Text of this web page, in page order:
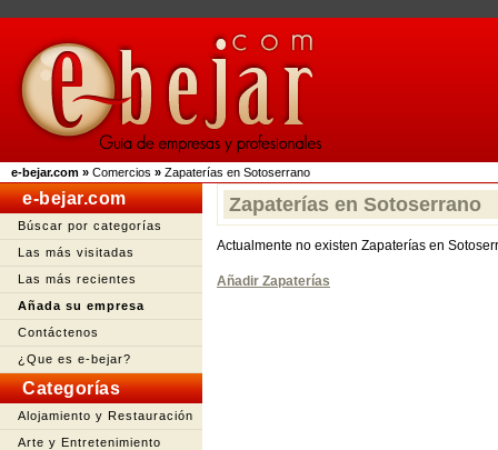
e-bejar.com » Comercios » Zapaterías en Sotoserrano
e-bejar.com
Búscar por categorías
Las más visitadas
Las más recientes
Añada su empresa
Contáctenos
¿Que es e-bejar?
Categorías
Alojamiento y Restauración
Arte y Entretenimiento
Zapaterías en Sotoserrano
Actualmente no existen Zapaterías en
Añadir Zapaterías